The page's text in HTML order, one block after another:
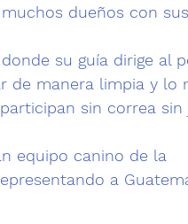
dueños con
su guía dirige al
de manera limpia y lo
sin correa sin
a